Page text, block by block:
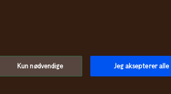
Kun nødvendige Jeg aksepterer alle